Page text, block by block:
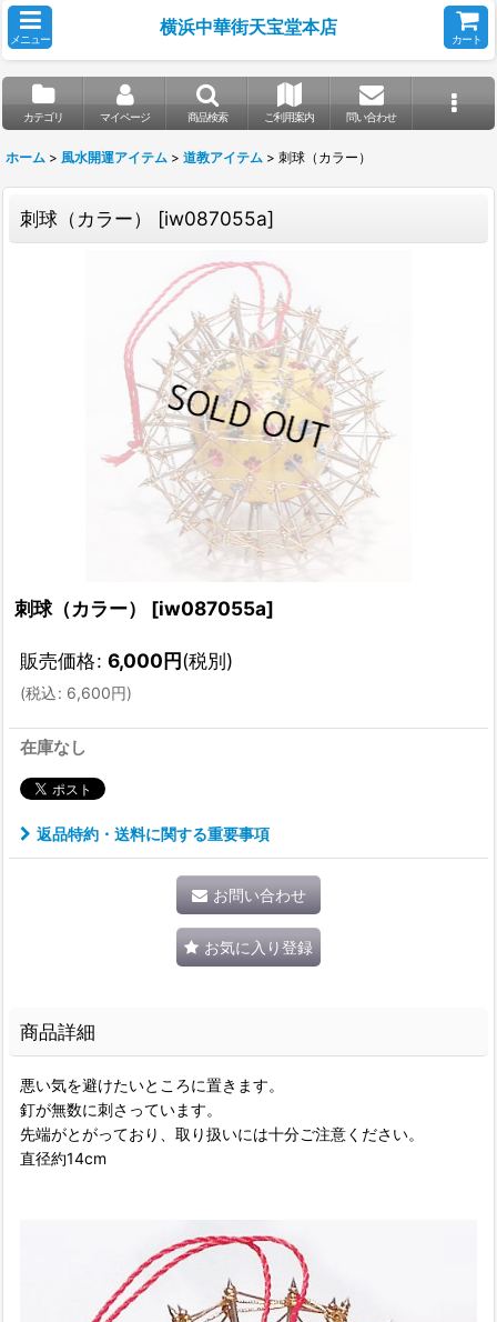
メニュー
横浜中華街天宝堂本店
カート
カテゴリ マイページ 商品検索 ご利用案内 問い合わせ
ホーム > 風水開運アイテム > 道教アイテム > 刺球（カラー）
刺球（カラー） [iw087055a]
刺球（カラー） [iw087055a]
販売価格: 6,000円(税別)
(税込: 6,600円)
在庫なし
返品特約・送料に関する重要事項
お問い合わせ
お気に入り登録
商品詳細
悪い気を避けたいところに置きます。
釘が無数に刺さっています。
先端がとがっており、取り扱いには十分ご注意ください。
直径約14cm